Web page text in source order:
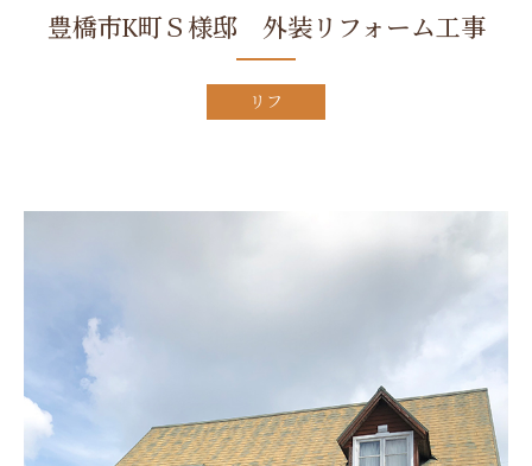
豊橋市K町Ｓ様邸 外装リフォーム工事
リフ